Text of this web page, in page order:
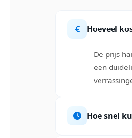
Hoeveel
De prijs
een
Hoe snel